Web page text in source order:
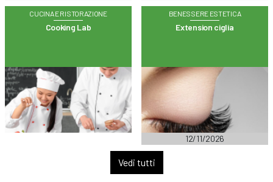
CUCINA E RISTORAZIONE
Cooking Lab
BENESSERE ESTETICA
Extension ciglia
12/11/2026
Vedi tutti